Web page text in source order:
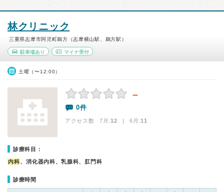
林クリニック
三重県志摩市阿児町鵜方（志摩横山駅、鵜方駅）
駐車場あり マイナ受付
土曜（〜12:00）
－
0件
アクセス数 7月:12 | 6月:11
診療科目：
内科、消化器内科、乳腺科、肛門科
診療時間